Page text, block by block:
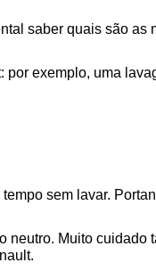
saber quais são as
exemplo, uma
sem lavar.
neutro. Muito cuidado